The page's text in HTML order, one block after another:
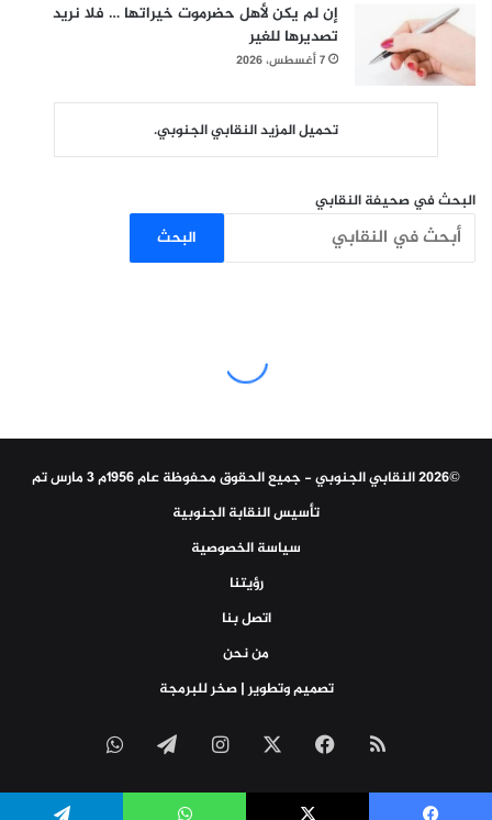
إن لم يكن لأهل حضرموت خيراتها … فلا نريد
تصديرها للغير
7 أغسطس، 2026
تحميل المزيد النقابي الجنوبي.
البحث في صحيفة النقابي
البحث
©2026 النقابي الجنوبي - جميع الحقوق محفوظة عام 1956م 3 مارس تم
تأسيس النقابة الجنوبية
سياسة الخصوصية
رؤيتنا
اتصل بنا
من نحن
تصميم وتطوير | صخر للبرمجة
ملخص
الموقع
فيسبوك انستقرامتيلقرامواتساب